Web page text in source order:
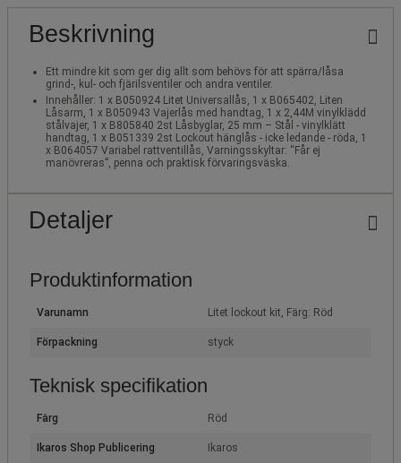
Beskrivning
Ett mindre kit som ger dig allt som behövs för att spärra/låsa
grind-, kul- och fjärilsventiler och andra ventiler.
Innehåller: 1 x B050924 Litet Universallås, 1 x B065402, Liten
Låsarm, 1 x B050943 Vajerlås med handtag, 1 x 2,44M vinylklädd
stålvajer, 1 x B805840 2st Låsbyglar, 25 mm – Stål - vinylklätt
handtag, 1 x B051339 2st Lockout hänglås - icke ledande - röda, 1
x B064057 Variabel rattventillås, Varningsskyltar: “Får ej
manövreras”, penna och praktisk förvaringsväska.
Detaljer
Produktinformation
Varunamn Litet lockout kit, Färg: Röd
Förpackning styck
Teknisk specifikation
Färg Röd
Ikaros Shop Publicering Ikaros